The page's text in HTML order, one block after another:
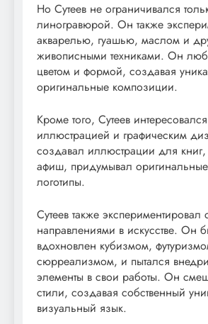
Но Сутеев не ограничивался
линогравюрой. Он также
акварелью, гуашью, маслом и
живописными техниками. Он
цветом и формой, создавая
оригинальные композиции.
Кроме того, Сутеев интересовался
иллюстрацией и графическим
создавал иллюстрации для
афиш, придумывал
логотипы.
Сутеев также экспериментировал
направлениями в искусстве. Он
вдохновлен кубизмом,
сюрреализмом, и пытался
элементы в свои работы. Он
стили, создавая собственный
визуальный язык.